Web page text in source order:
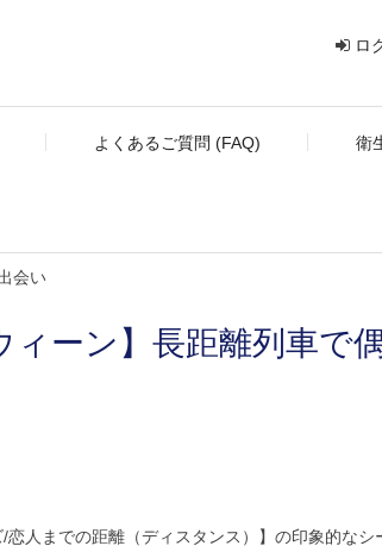
ロ
よくあるご質問 (FAQ) 衛
会い
ィーン】長距離列車で
人までの距離（ディスタンス）】の印象的なシ